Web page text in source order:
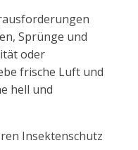
Sprünge und
oder
frische Luft und
hell und
Insektenschutz